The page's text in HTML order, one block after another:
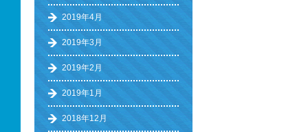
2019年4月
2019年3月
2019年2月
2019年1月
2018年12月